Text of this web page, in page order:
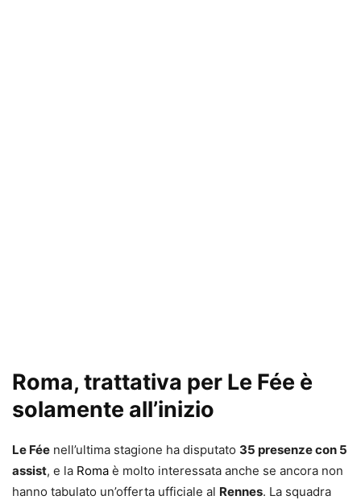
Roma, trattativa per Le Fée è
solamente all’inizio
Le Fée nell’ultima stagione ha disputato 35 presenze con 5
assist, e la Roma è molto interessata anche se ancora non
hanno tabulato un’offerta ufficiale al Rennes. La squadra